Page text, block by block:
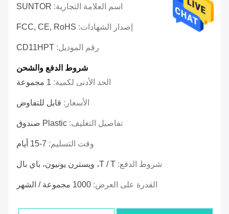
اسم العلامة التجارية: SUNTOR
إصدار الشهادات: FCC, CE, RoHS
رقم الموديل: CD11HPT
شروط الدفع والشحن
الحد الأدنى لكمية: 1 مجموعة
الأسعار: قابل للتفاوض
تفاصيل التغليف: Plastic صندوق
وقت التسليم: 7-15 أيام
شروط الدفع: T / T، ويسترن يونيون، باي بال
القدرة على العرض: 1000 مجموعة / الشهر